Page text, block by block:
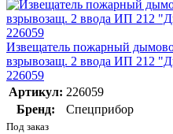
Извещатель пожарный
взрывозащ. 2 ввода ИП 212
226059
Артикул: 226059
Бренд:
Спецприбор
Под заказ